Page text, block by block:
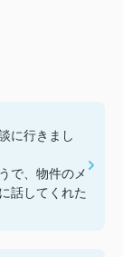
に行きまし
で、物件のメ
話してくれた